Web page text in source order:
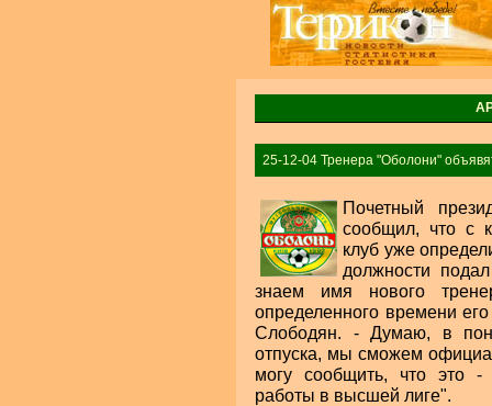
25-12-04 Тренера "Оболони"
Почетный
сообщил, что с
клуб уже
должности
знаем имя нового
определенного времени
Слободян. - Думаю, в
отпуска, мы сможем
могу сообщить, что это -
работы в высшей лиге".